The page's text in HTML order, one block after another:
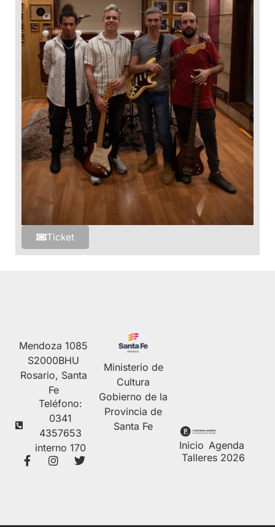
Ticket
Inicio Agenda
Talleres 2026
Mendoza 1085
S2000BHU
Rosario, Santa
Fe
Teléfono:
0341
4357653
interno 170
Ministerio de
Cultura
Gobierno de la
Provincia de
Santa Fe